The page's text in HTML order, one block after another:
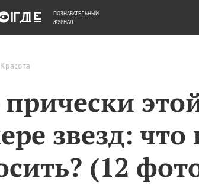
Красота
звезд: что
(12
ДЕНЬГИ
ПОЗНАВАТЕЛЬНЫЙ
ЖУРНАЛ